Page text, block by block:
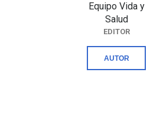
Equipo Vida y
Salud
EDITOR
AUTOR